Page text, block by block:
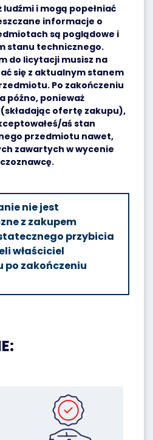
ludźmi i mogą popełniać
informacje o
są poglądowe i
stanu technicznego.
do licytacji musisz na
się z aktualnym stanem
Po zakończeniu
późno, ponieważ
ofertę zakupu),
aś stan
przedmiotu nawet,
zawartych w wycenie
nie jest
z zakupem
przybicia
właściciel
po zakończeniu